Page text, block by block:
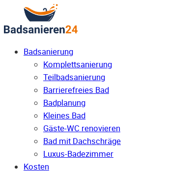
Badsanierung
Komplettsanierung
Teilbadsanierung
Barrierefreies Bad
Badplanung
Kleines Bad
Gäste-WC renovieren
Bad mit Dachschräge
Luxus-Badezimmer
Kosten